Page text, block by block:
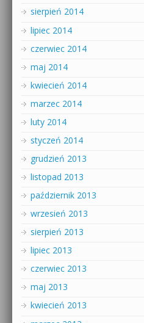
sierpień 2014
lipiec 2014
czerwiec 2014
maj 2014
kwiecień 2014
marzec 2014
luty 2014
styczeń 2014
grudzień 2013
listopad 2013
październik 2013
wrzesień 2013
sierpień 2013
lipiec 2013
czerwiec 2013
maj 2013
kwiecień 2013